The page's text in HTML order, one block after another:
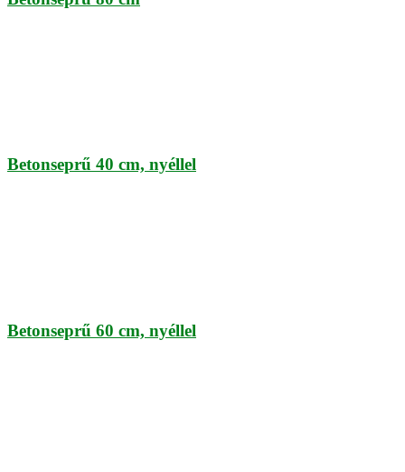
Betonseprű 40 cm, nyéllel
Betonseprű 60 cm, nyéllel